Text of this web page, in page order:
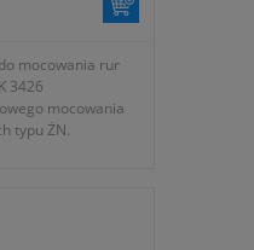
mocowania rur
3426
mocowania
typu ŻN.